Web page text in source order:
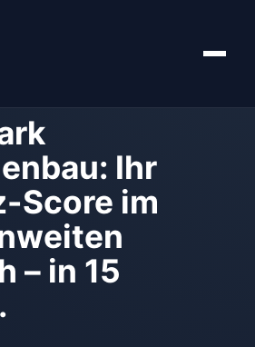
Ihr
Score im
– in 15